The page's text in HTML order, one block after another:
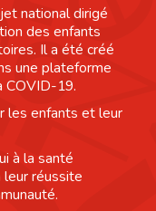
national dirigé
des enfants
Il a été créé
une plateforme
COVID-19.
les enfants et leur
à la santé
réussite